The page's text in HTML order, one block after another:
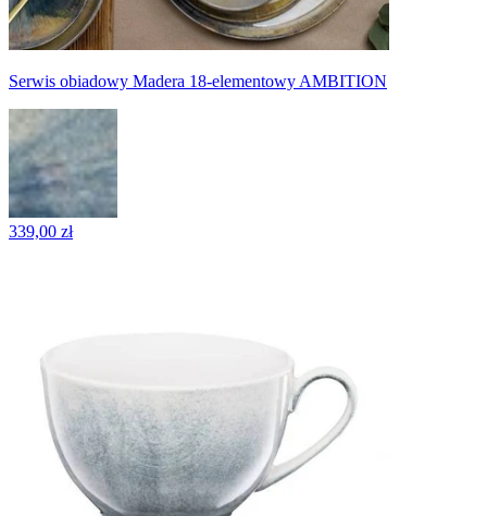
Serwis obiadowy Madera 18-elementowy AMBITION
339,00 zł